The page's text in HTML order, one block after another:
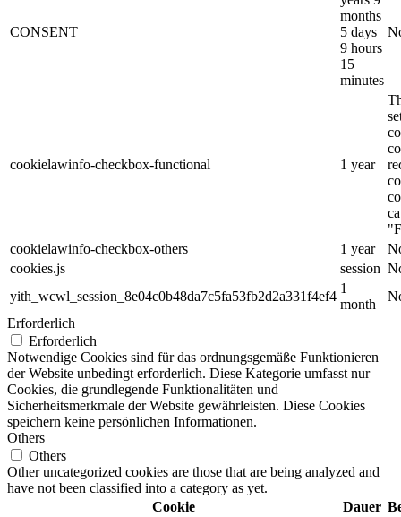
CONSENT
months
5 days
9 hours
15
minutes
cookielawinfo-checkbox-functional 1 year
cookielawinfo-checkbox-others
1 year
cookies.js
session
yith_wcwl_session_8e04c0b48da7c5fa53fb2d2a331f4ef4
1
month
Erforderlich
Erforderlich
Notwendige Cookies sind für das ordnungsgemäße Funktionieren
der Website unbedingt erforderlich. Diese Kategorie umfasst nur
Cookies, die grundlegende Funktionalitäten und
Sicherheitsmerkmale der Website gewährleisten. Diese Cookies
speichern keine persönlichen Informationen.
Others
Others
Other uncategorized cookies are those that are being analyzed and
have not been classified into a category as yet.
Cookie
Dauer